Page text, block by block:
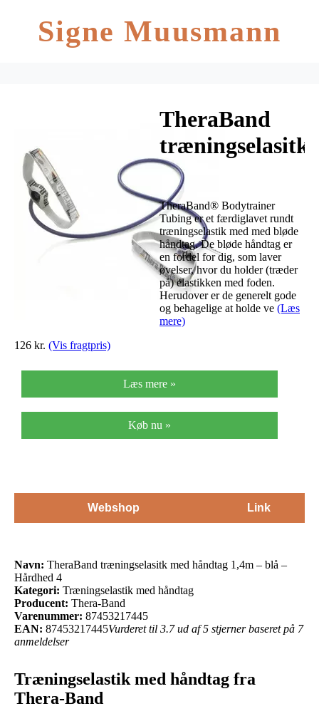
Signe Muusmann
TheraBand
træningselasitk
med håndtag
1,4m – blå –
Hårdhed 4
TheraBand® Bodytrainer
Tubing er et færdiglavet rundt
træningselastik med med bløde
håndtag. De bløde håndtag er
en fordel for dig, som laver
øvelser, hvor du holder (træder
på) elastikken med foden.
Herudover er de generelt gode
og behagelige at holde ve (Læs
mere)
126 kr. (Vis fragtpris)
Læs mere »
Køb nu »
Webshop Link
Navn: TheraBand træningselasitk med håndtag 1,4m – blå –
Hårdhed 4
Kategori: Træningselastik med håndtag
Producent: Thera-Band
Varenummer: 87453217445
EAN: 87453217445Vurderet til 3.7 ud af 5 stjerner baseret på 7
anmeldelser
Træningselastik med håndtag fra
Thera-Band